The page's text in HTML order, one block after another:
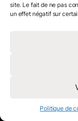
site. Le fait de ne pas
un effet négatif sur
Politique de